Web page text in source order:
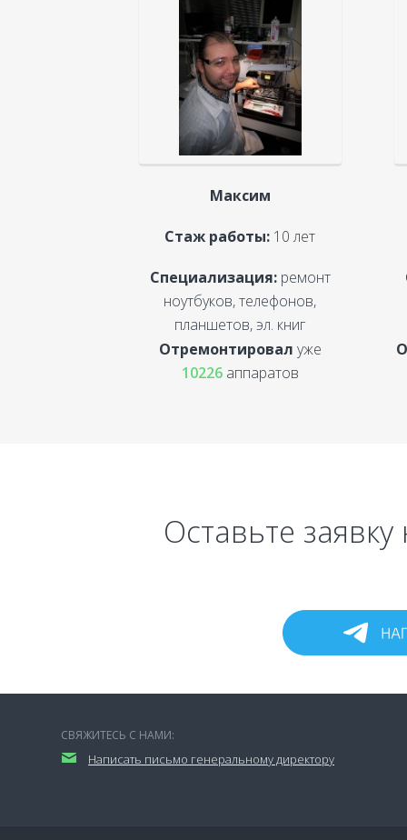
Максим
Стаж работы: 10 лет
Специализация:ремонт
ноутбуков, телефонов,
планшетов, эл. книг
Отремонтировал уже
10226аппаратов
Оставьте
СВЯЖИТЕСЬ С НАМИ:
Написать письмо генеральному директору